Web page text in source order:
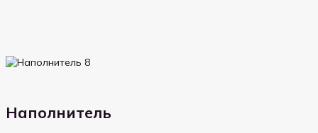
Наполнитель